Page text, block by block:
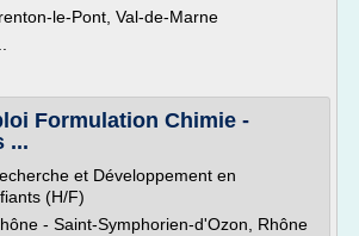
le-Pont, Val-de-Marne
Formulation Chimie -
...
et Développement en
(H/F)
- Saint-Symphorien-d'Ozon, Rhône